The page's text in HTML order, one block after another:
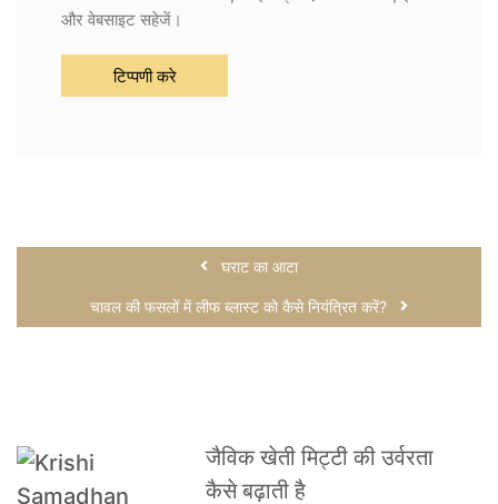
और वेबसाइट सहेजें।
घराट का आटा
चावल की फसलों में लीफ ब्लास्ट को कैसे नियंत्रित करें?
जैविक खेती मिट्टी की उर्वरता
कैसे बढ़ाती है